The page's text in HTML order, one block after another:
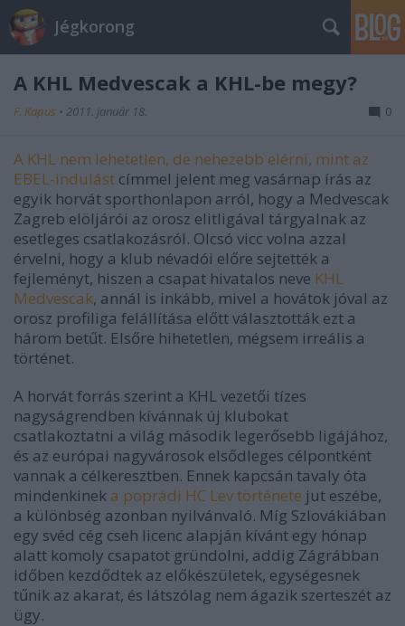
Jégkorong
A KHL Medvescak a KHL-be megy?
F. Kapus • 2011. január 18. 0
A KHL nem lehetetlen, de nehezebb elérni, mint az
EBEL-indulást címmel jelent meg vasárnap írás az
egyik horvát sporthonlapon arról, hogy a Medvescak
Zagreb elöljárói az orosz elitligával tárgyalnak az
esetleges csatlakozásról. Olcsó vicc volna azzal
érvelni, hogy a klub névadói előre sejtették a
fejleményt, hiszen a csapat hivatalos neve KHL
Medvescak, annál is inkább, mivel a hovátok jóval az
orosz profiliga felállítása előtt választották ezt a
három betűt. Elsőre hihetetlen, mégsem irreális a
történet.
A horvát forrás szerint a KHL vezetői tízes
nagyságrendben kívánnak új klubokat
csatlakoztatni a világ második legerősebb ligájához,
és az európai nagyvárosok elsődleges célpontként
vannak a célkeresztben. Ennek kapcsán tavaly óta
mindenkinek a poprádi HC Lev története jut eszébe,
a különbség azonban nyilvánvaló. Míg Szlovákiában
egy svéd cég cseh licenc alapján kívánt egy hónap
alatt komoly csapatot gründolni, addig Zágrábban
időben kezdődtek az előkészületek, egységesnek
tűnik az akarat, és látszólag nem ágazik szerteszét az
ügy.